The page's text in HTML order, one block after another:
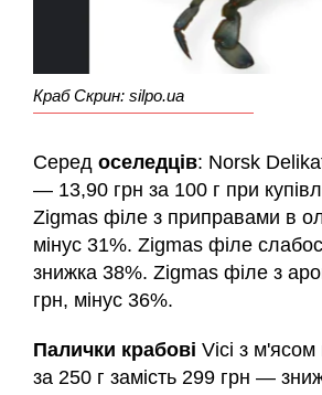
Краб Скрин: silpo.ua
Серед оселедців: Norsk
— 13,90 грн за 100 г при
Zigmas філе з приправами в
мінус 31%. Zigmas філе
знижка 38%. Zigmas філе з
грн, мінус 36%.
Палички крабові Vici з м'ясом
за 250 г замість 299 грн —